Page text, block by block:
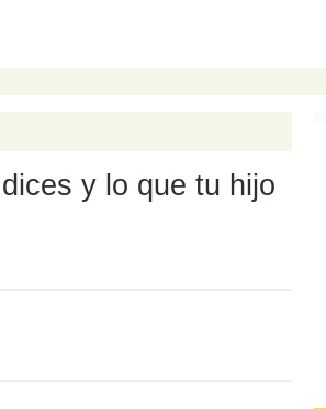
y lo que tu hijo